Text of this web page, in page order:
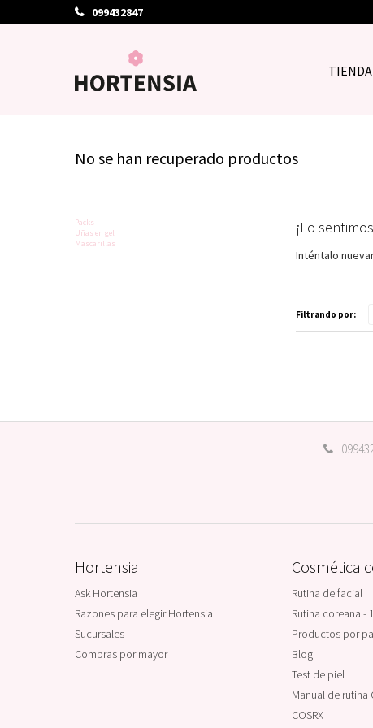
TIENDA
099432847
No se han recuperado productos
¡Lo
Inténtalo
Filtrando por:
Packs
Uñas en gel
Mascarillas
Hortensia
Ask Hortensia
Razones para elegir Hortensia
Sucursales
Compras por mayor
Cosmética
Rutina de facial
Rutina coreana -
Productos por
Blog
Test de piel
Manual de rutina
COSRX